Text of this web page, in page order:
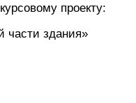
проекту:
части здания»